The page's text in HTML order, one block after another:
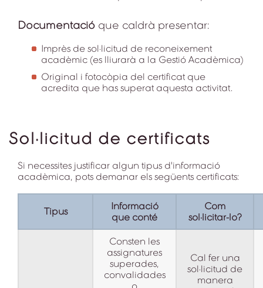
Documentació que caldrà presentar:
Imprès de sol·licitud de reconeixement
acadèmic (es lliurarà a la Gestió Acadèmica)
Original i fotocòpia del certificat que
acredita que has superat aquesta activitat.
Sol·licitud de certificats
Si necessites justificar algun tipus d'informació
acadèmica, pots demanar els següents certificats:
Tipus
Informació
que conté
Com
sol·licitar-lo?
Consten les
assignatures
superades,
convalidades
Cal fer una
sol·licitud de
manera